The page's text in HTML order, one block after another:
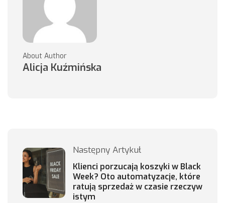
About Author
Alicja Kuźmińska
Następny Artykuł
Klienci porzucają koszyki w Black
Week? Oto automatyzacje, które
ratują sprzedaż w czasie rzeczyw
istym